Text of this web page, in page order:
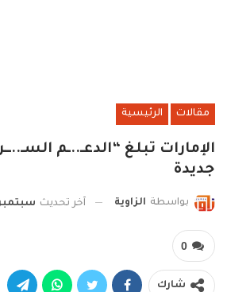
مقالات الرئيسية
الإمارات تبلغ “الدعـ..ـم
جديدة
بواسطة الزاوية آخر تحديث سبتمبر 22,
0
شارك